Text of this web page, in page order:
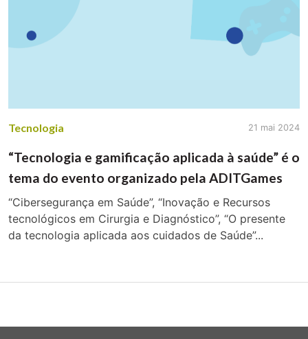
Tecnologia 21 mai 2024
“Tecnologia e gamificação aplicada à saúde” é o
tema do evento organizado pela ADITGames
“Cibersegurança em Saúde”, “Inovação e Recursos
tecnológicos em Cirurgia e Diagnóstico”, “O presente
da tecnologia aplicada aos cuidados de Saúde”...